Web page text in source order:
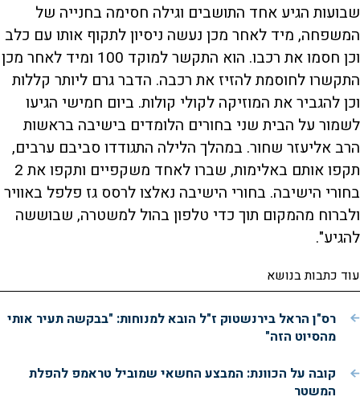
שבועות הגיע אחד התושבים וגילה חסימה בחנייה של
המשפחה, מיד לאחר מכן נעשה ניסיון לתקוף אותו עם כלב
וכן חסמו את רכבו. הוא התקשר למוקד 100 ומיד לאחר מכן
התקשרו לחוסמת להזיז את רכבה. הדבר גרם ליותר קללות
וכן להגביר את המוזיקה לקולי קולות. ביום חמישי הגיעו
לשמור על הבית שני בחורים הלומדים בישיבה בראשות
הרב אליעזר שחור. במהלך הלילה התגודדו סביבם ערבים,
תקפו אותם באלימות, שברו לאחד משקפיים ותקפו את 2
בחורי הישיבה. בחורי הישיבה נאלצו לרסס גז פלפל באוויר
ולברוח מהמקום תוך כדי טלפון בהול למשטרה, שבוששה
להגיע".
עוד כתבות בנושא
רס"ן הראל בירנשטוק ז"ל הובא למנוחות: "בבקשה תעיר אותי
מהסיוט הזה"
קובה על הכוונת: המבצע החשאי שמוביל טראמפ להפלת
המשטר